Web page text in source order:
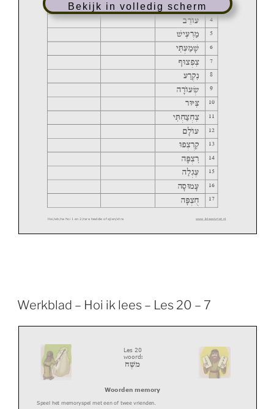
Bekijk in volledig scherm
,mHm n
c r«ug 4
Jhg r n 5
h Tg n J 6
;Um p m 7
g r eb 8
v r«ug G 9
rUH M 10
h T jm j
m
11
ok«ug 12
Up m r e 13
vP m r * 14
vkdg 15
vxUng 16
vP m -j 17
Hoi/wb/na v oi 1 en 2/rara tsaddie of ajien/xtra
Werkblad – Hoi ik lees – Les 20 – 7
Les 20
woord:
משֶׁה
Woorden memory
Speel het memoryspel met een of twee vrienden.